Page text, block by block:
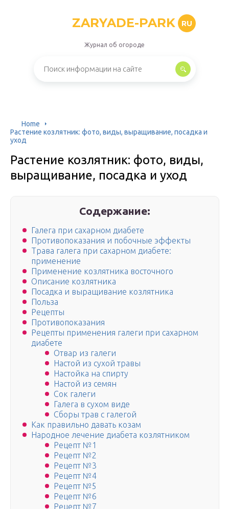
ZARYADE-PARK RU
Журнал об огороде
Home
Растение козлятник: фото, виды, выращивание, посадка и
уход
Растение козлятник: фото, виды,
выращивание, посадка и уход
Содержание:
Галега при сахарном диабете
Противопоказания и побочные эффекты
Трава галега при сахарном диабете:
применение
Применение козлятника восточного
Описание козлятника
Посадка и выращивание козлятника
Польза
Рецепты
Противопоказания
Рецепты применения галеги при сахарном
диабете
Отвар из галеги
Настой из сухой травы
Настойка на спирту
Настой из семян
Сок галеги
Галега в сухом виде
Сборы трав с галегой
Как правильно давать козам
Народное лечение диабета козлятником
Рецепт №1
Рецепт №2
Рецепт №3
Рецепт №4
Рецепт №5
Рецепт №6
Рецепт №7